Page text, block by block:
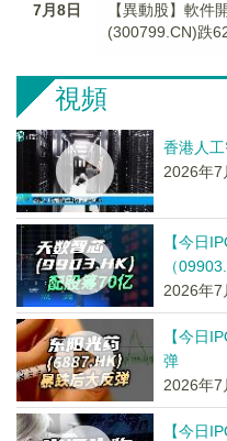
7月8日
【異動股】軟件
(300799.CN)跌
視頻
香港人
2026年7
【今日
（
2026年7
【今日
弹
2026年7
【今日